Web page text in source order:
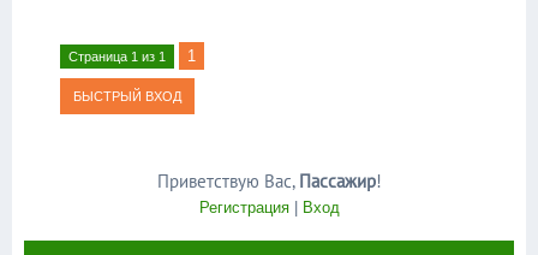
Страница 1 из 1 1
Приветствую Вас, Пассажир!
Регистрация| Вход